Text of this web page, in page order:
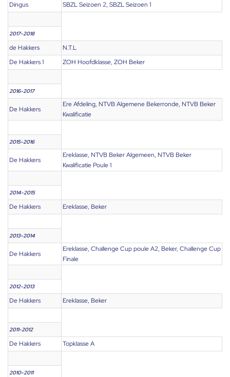
Dingus
SBZL Seizoen 2, SBZL Seizoen 1
2017-2018
de Hakkers
N.T.L
De Hakkers 1
ZOH Hoofdklasse, ZOH Beker
2016-2017
De Hakkers
Ere Afdeling, NTVB Algemene Bekerronde, NTVB Beker
Kwalificatie
2015-2016
De Hakkers
Ereklasse, NTVB Beker Algemeen, NTVB Beker
Kwalificatie Poule 1
2014-2015
De Hakkers Ereklasse, Beker
2013-2014
De Hakkers
Ereklasse, Challenge Cup poule A2, Beker, Challenge Cup
Finale
2012-2013
De Hakkers Ereklasse, Beker
2011-2012
De Hakkers Topklasse A
2010-2011